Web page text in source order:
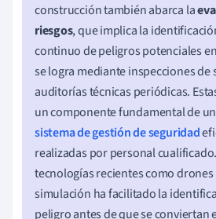
construcción también abarca la
riesgos, que implica la
continuo de peligros potenciales
se logra mediante inspecciones de
auditorías técnicas periódicas.
un componente fundamental de un
sistema de gestión de seguridad
realizadas por personal
tecnologías recientes como
simulación ha facilitado la
peligro antes de que se conviertan